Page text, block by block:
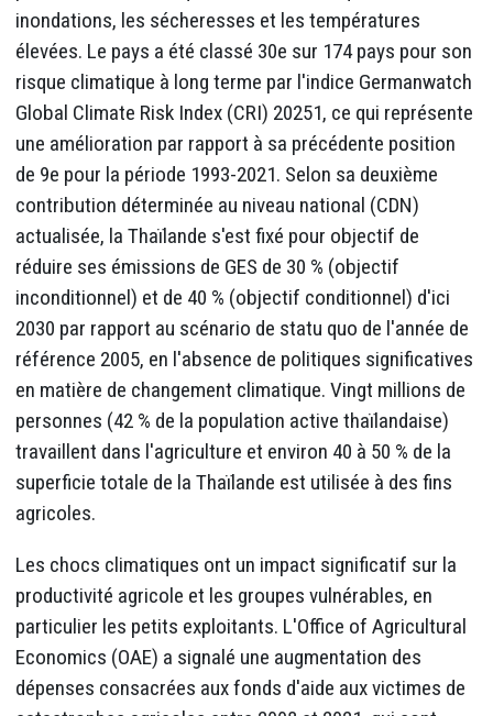
inondations, les sécheresses et les températures
élevées. Le pays a été classé 30e sur 174 pays pour son
risque climatique à long terme par l'indice Germanwatch
Global Climate Risk Index (CRI) 20251, ce qui représente
une amélioration par rapport à sa précédente position
de 9e pour la période 1993-2021. Selon sa deuxième
contribution déterminée au niveau national (CDN)
actualisée, la Thaïlande s'est fixé pour objectif de
réduire ses émissions de GES de 30 % (objectif
inconditionnel) et de 40 % (objectif conditionnel) d'ici
2030 par rapport au scénario de statu quo de l'année de
référence 2005, en l'absence de politiques significatives
en matière de changement climatique. Vingt millions de
personnes (42 % de la population active thaïlandaise)
travaillent dans l'agriculture et environ 40 à 50 % de la
superficie totale de la Thaïlande est utilisée à des fins
agricoles.
Les chocs climatiques ont un impact significatif sur la
productivité agricole et les groupes vulnérables, en
particulier les petits exploitants. L'Office of Agricultural
Economics (OAE) a signalé une augmentation des
dépenses consacrées aux fonds d'aide aux victimes de